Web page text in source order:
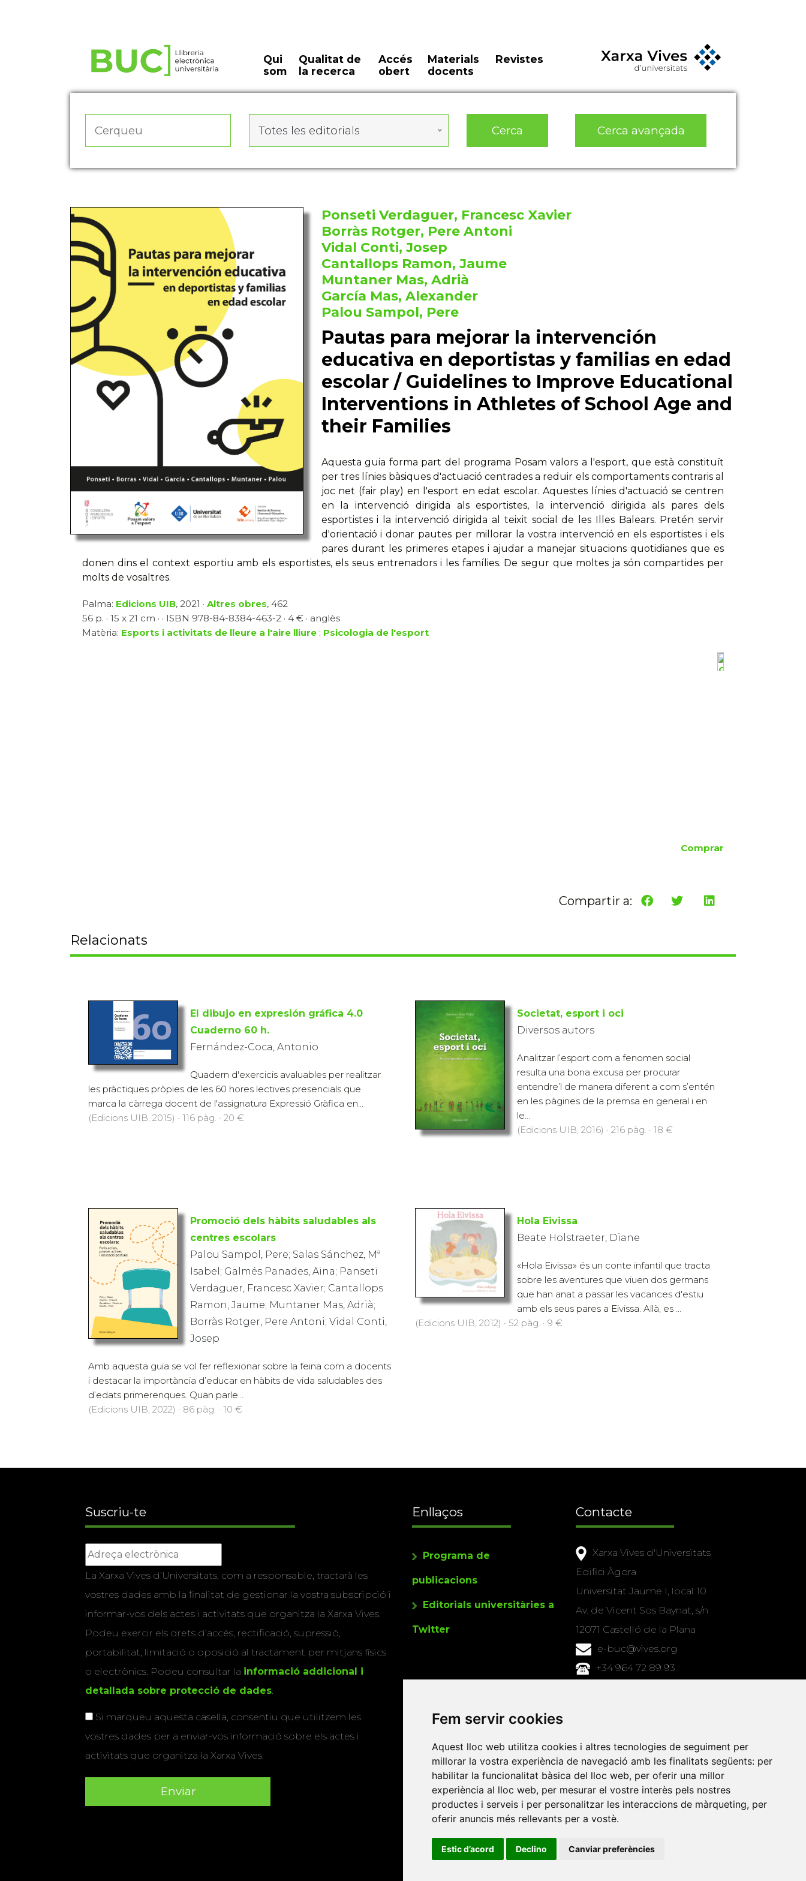
Fem servir cookies
Aquest lloc web utilitza cookies i altres tecnologies de seguiment per
millorar la vostra experiència de navegació amb les finalitats següents: per
habilitar la funcionalitat bàsica del lloc web, per oferir una millor
experiència al lloc web, per mesurar el vostre interès pels nostres
productes i serveis i per personalitzar les interaccions de màrqueting, per
oferir anuncis més rellevants per a vostè.
Estic d’acord Declino Canviar preferències
Qui
som
Qualitat de
la recerca
Accés
obert
Materials
docents
Revistes
Totes les editorials Cerca Cerca avançada
Ponseti Verdaguer, Francesc Xavier
Borràs Rotger, Pere Antoni
Vidal Conti, Josep
Cantallops Ramon, Jaume
Muntaner Mas, Adrià
García Mas, Alexander
Palou Sampol, Pere
Pautas para mejorar la intervención
educativa en deportistas y familias en edad
escolar / Guidelines to Improve Educational
Interventions in Athletes of School Age and
their Families
Aquesta guia forma part del programa Posam valors a l'esport, que està constituït
per tres línies bàsiques d'actuació centrades a reduir els comportaments contraris al
joc net (fair play) en l'esport en edat escolar. Aquestes línies d'actuació se centren
en la intervenció dirigida als esportistes, la intervenció dirigida als pares dels
esportistes i la intervenció dirigida al teixit social de les Illes Balears. Pretén servir
d'orientació i donar pautes per millorar la vostra intervenció en els esportistes i els
pares durant les primeres etapes i ajudar a manejar situacions quotidianes que es
donen dins el context esportiu amb els esportistes, els seus entrenadors i les famílies. De segur que moltes ja són compartides per
molts de vosaltres.
Palma: Edicions UIB, 2021 · Altres obres, 462
56 p. · 15 x 21 cm · · ISBN 978-84-8384-463-2 · 4 € · anglès
Matèria: Esports i activitats de lleure a l'aire lliure : Psicologia de l'esport
Comprar
Compartir a:
Relacionats
El dibujo en expresión gráfica 4.0
Cuaderno 60 h.
Fernández-Coca, Antonio
Quadern d'exercicis avaluables per realitzar
les pràctiques pròpies de les 60 hores lectives presencials que
marca la càrrega docent de l'assignatura Expressió Gràfica en...
(Edicions UIB, 2015) · 116 pàg. · 20 €
Societat, esport i oci
Diversos autors
Analitzar l’esport com a fenomen social
resulta una bona excusa per procurar
entendre’l de manera diferent a com s’entén
en les pàgines de la premsa en general i en
le...
(Edicions UIB, 2016) · 216 pàg. · 18 €
Promoció dels hàbits saludables als
centres escolars
Palou Sampol, Pere; Salas Sánchez, Mª
Isabel; Galmés Panades, Aina; Panseti
Verdaguer, Francesc Xavier; Cantallops
Ramon, Jaume; Muntaner Mas, Adrià;
Borràs Rotger, Pere Antoni; Vidal Conti,
Josep
Amb aquesta guia se vol fer reflexionar sobre la feina com a docents
i destacar la importància d’educar en hàbits de vida saludables des
d’edats primerenques. Quan parle...
(Edicions UIB, 2022) · 86 pàg. · 10 €
Hola Eivissa
Beate Holstraeter, Diane
«Hola Eivissa» és un conte infantil que tracta
sobre les aventures que viuen dos germans
que han anat a passar les vacances d'estiu
amb els seus pares a Eivissa. Allà, es ...
(Edicions UIB, 2012) · 52 pàg. · 9 €
Suscriu-te
La Xarxa Vives d’Universitats, com a responsable, tractarà les
vostres dades amb la finalitat de gestionar la vostra subscripció i
informar-vos dels actes i activitats que organitza la Xarxa Vives.
Podeu exercir els drets d’accés, rectificació, supressió,
portabilitat, limitació o oposició al tractament per mitjans físics
o electrònics. Podeu consultar la informació addicional i
detallada sobre protecció de dades.
Si marqueu aquesta casella, consentiu que utilitzem les
vostres dades per a enviar-vos informació sobre els actes i
activitats que organitza la Xarxa Vives.
Enllaços
Programa de
publicacions
Editorials universitàries a
Twitter
Contacte
Xarxa Vives d'Universitats
Edifici Àgora
Universitat Jaume I, local 10
Av. de Vicent Sos Baynat, s/n
12071 Castelló de la Plana
e-buc@vives.org
+34 964 72 89 93